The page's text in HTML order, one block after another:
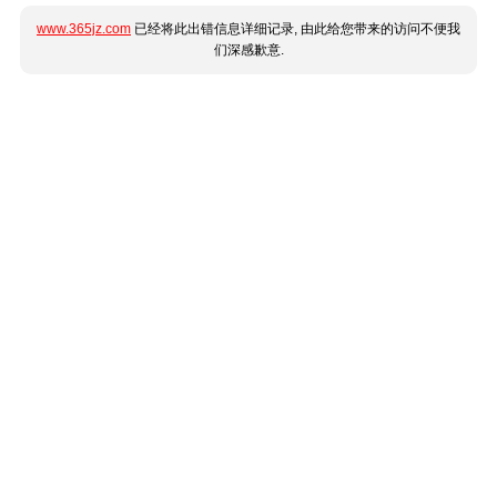
www.365jz.com 已经将此出错信息详细记录, 由此给您带来的访问不便我
们深感歉意.